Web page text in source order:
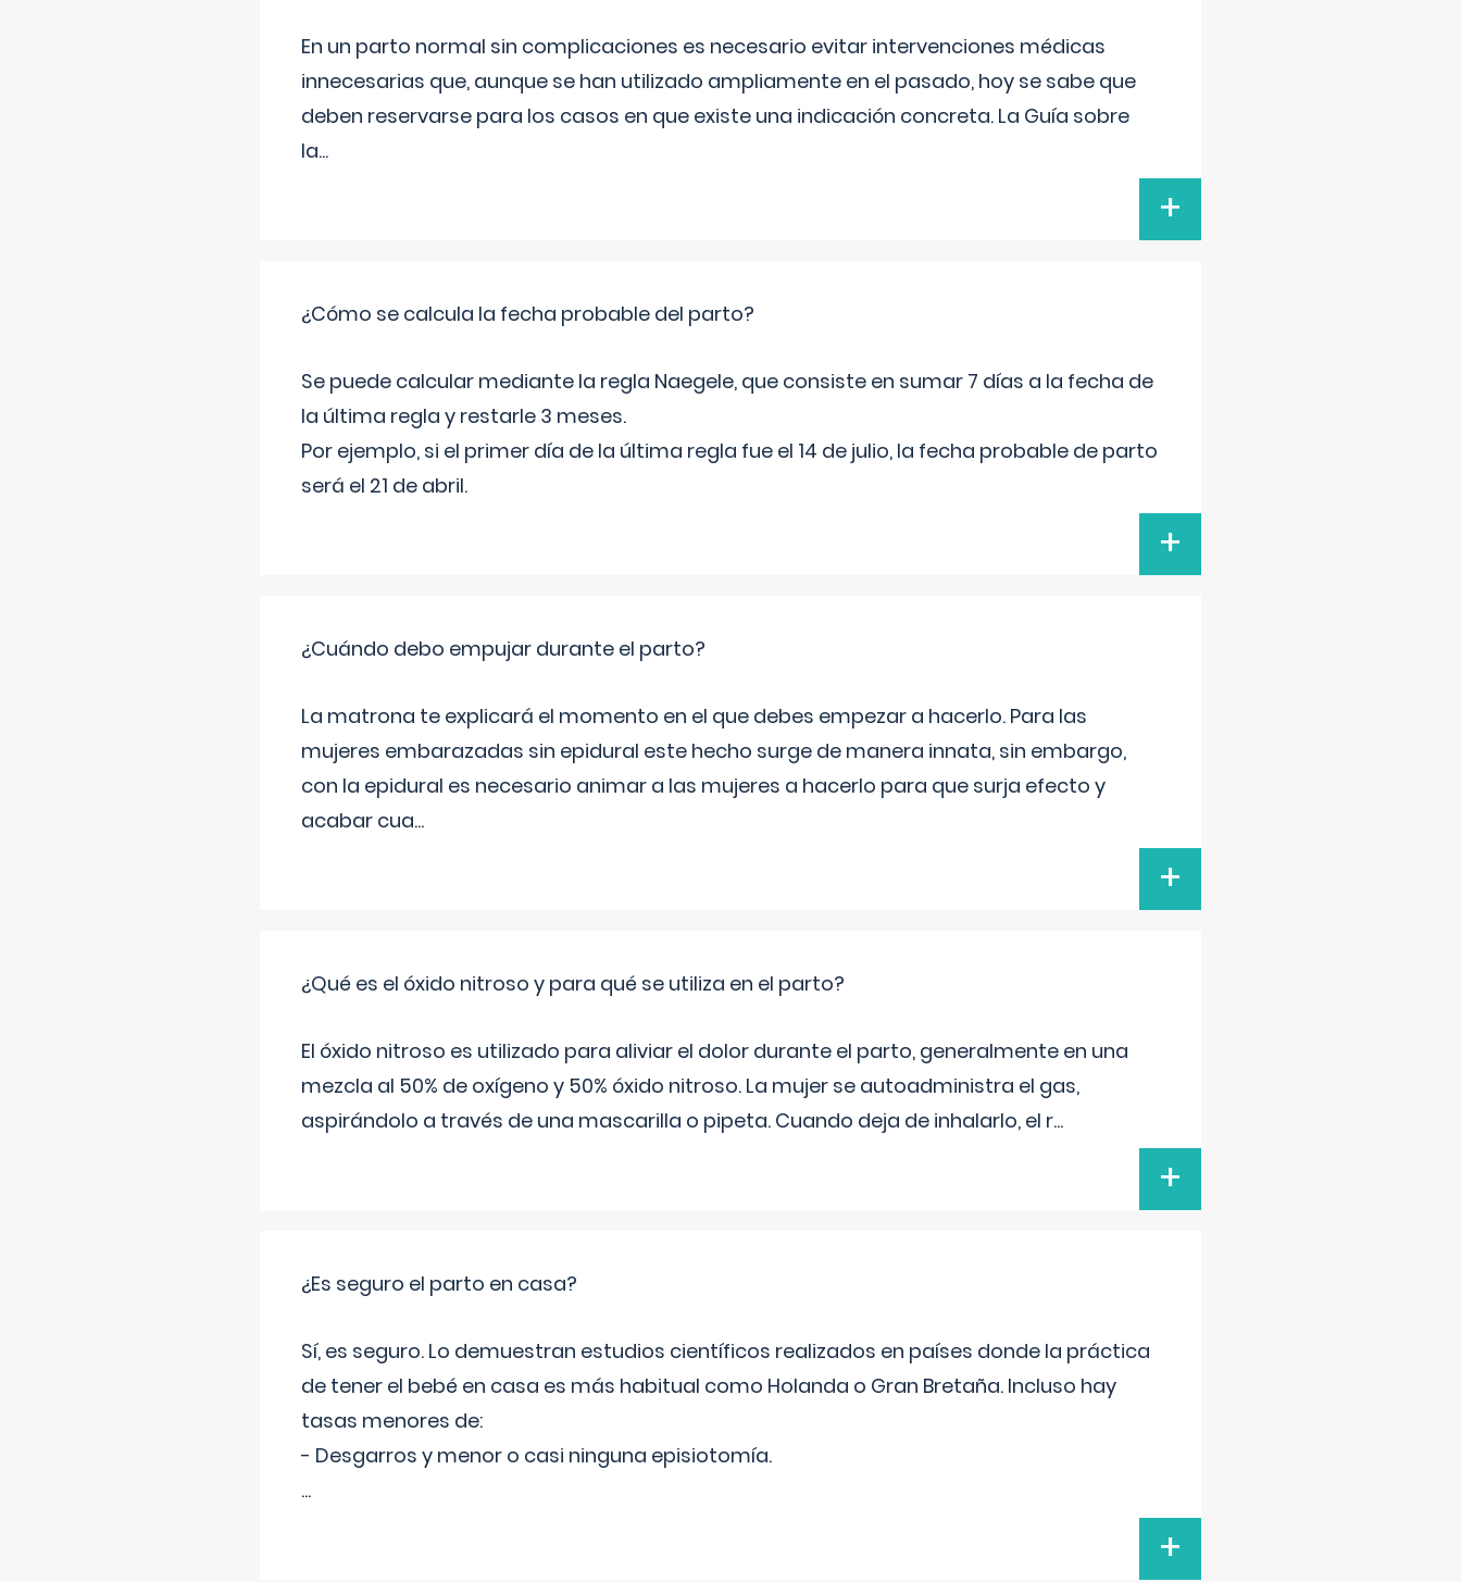
En un parto normal sin complicaciones es necesario evitar intervenciones médicas
innecesarias que, aunque se han utilizado ampliamente en el pasado, hoy se sabe que
deben reservarse para los casos en que existe una indicación concreta. La Guía sobre
la...
+
¿Cómo se calcula la fecha probable del parto?
Se puede calcular mediante la regla Naegele, que consiste en sumar 7 días a la fecha de
la última regla y restarle 3 meses.
Por ejemplo, si el primer día de la última regla fue el 14 de julio, la fecha probable de parto
será el 21 de abril.
+
¿Cuándo debo empujar durante el parto?
La matrona te explicará el momento en el que debes empezar a hacerlo. Para las
mujeres embarazadas sin epidural este hecho surge de manera innata, sin embargo,
con la epidural es necesario animar a las mujeres a hacerlo para que surja efecto y
acabar cua...
+
¿Qué es el óxido nitroso y para qué se utiliza en el parto?
El óxido nitroso es utilizado para aliviar el dolor durante el parto, generalmente en una
mezcla al 50% de oxígeno y 50% óxido nitroso. La mujer se autoadministra el gas,
aspirándolo a través de una mascarilla o pipeta. Cuando deja de inhalarlo, el r...
+
¿Es seguro el parto en casa?
Sí, es seguro. Lo demuestran estudios científicos realizados en países donde la práctica
de tener el bebé en casa es más habitual como Holanda o Gran Bretaña. Incluso hay
tasas menores de:
- Desgarros y menor o casi ninguna episiotomía.
...
+